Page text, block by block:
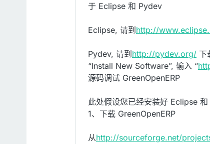
于 Eclipse 和 Pydev
Eclipse, 请到 http://
Pydev, 请到 http://pydev.org/ 下
“Install New Software”, 输入 “
源码调试 GreenOpenERP
此处假设您已经安装好 Eclipse 和
1、下载 GreenOpenERP
从http://sourceforge.net/